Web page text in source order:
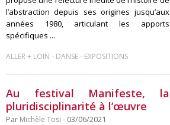
l’abstraction depuis ses origines jusqu’aux
années 1980, articulant les apports
spécifiques ...
ALLER + LOIN - DANSE- EXPOSITIONS
Au festival Manifeste, la
pluridisciplinarité à l’œuvre
Par Michèle Tosi - 03/06/2021